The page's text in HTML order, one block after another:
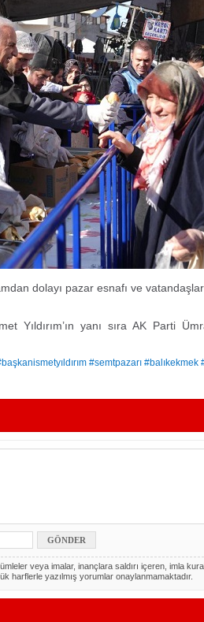
dolayı pazar esnafı ve
Yıldırım’ın yanı sıra AK Parti
#semtpazarı
veya imalar, inançlara saldırı içeren, imla
harflerle yazılmış yorumlar onaylanmamaktadır.